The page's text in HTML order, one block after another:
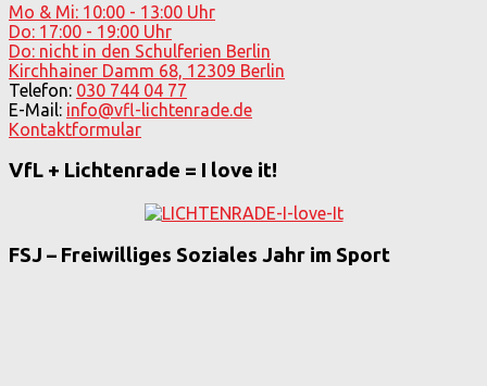
Mo & Mi: 10:00 - 13:00 Uhr
Do: 17:00 - 19:00 Uhr
Do: nicht in den Schulferien Berlin
Kirchhainer Damm 68, 12309 Berlin
Telefon: 030 744 04 77
E-Mail: info@vfl-lichtenrade.de
Kontaktformular
VfL + Lichtenrade = I love it!
FSJ – Freiwilliges Soziales Jahr im Sport